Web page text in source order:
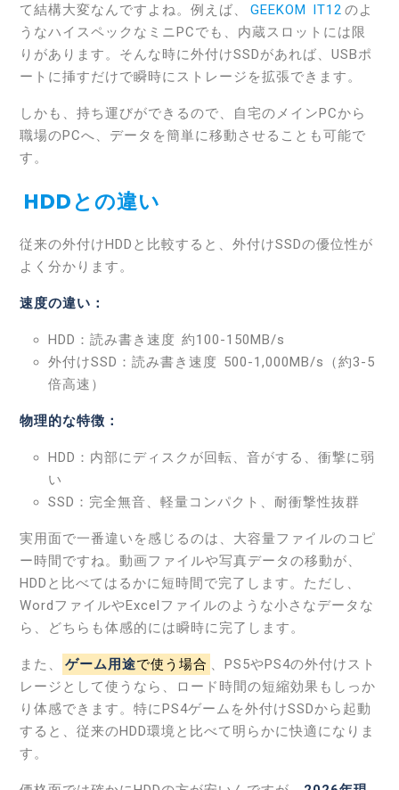
て結構大変なんですよね。例えば、
GEEKOM IT12 のよ
うなハイスペックなミニPCでも、内蔵スロットには限
りがあります。そんな時に外付けSSDがあれば、USBポ
ートに挿すだけで瞬時にストレージを拡張できます。
しかも、持ち運びができるので、自宅のメインPCから
職場のPCへ、データを簡単に移動させることも可能で
す。
HDDとの違い
従来の外付けHDDと比較すると、外付けSSDの優位性が
よく分かります。
速度の違い：
HDD：読み書き速度 約100-150MB/s
外付けSSD：読み書き速度 500-1,000MB/s（約3-5
倍高速）
物理的な特徴：
HDD：内部にディスクが回転、音がする、衝撃に弱
い
SSD：完全無音、軽量コンパクト、耐衝撃性抜群
実用面で一番違いを感じるのは、大容量ファイルのコピ
ー時間ですね。動画ファイルや写真データの移動が、
HDDと比べてはるかに短時間で完了します。ただし、
WordファイルやExcelファイルのような小さなデータな
ら、どちらも体感的には瞬時に完了します。
また、 ゲーム用途で使う場合
、PS5やPS4の外付けスト
レージとして使うなら、ロード時間の短縮効果もしっか
り体感できます。特にPS4ゲームを外付けSSDから起動
すると、従来のHDD環境と比べて明らかに快適になりま
す。